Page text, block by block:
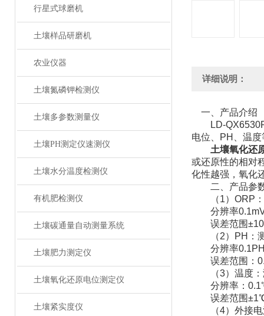
行星式球磨机
土壤样品研磨机
农业仪器
土壤氮磷钾检测仪
土壤多参数测量仪
土壤PH测定仪速测仪
土壤水分温度检测仪
有机肥检测仪
土壤碳通量自动测量系统
土壤肥力测定仪
土壤氧化还原电位测定仪
土壤紧实度仪
详细说明：
一、产品介绍
LD-QX6530P
电位、PH、温
土壤氧化还
或还原性的相对
化性越强，氧化
二、产品参
（1）ORP：
分辨率
误差范围
（2）PH：
分辨率
误差范围：
（3）温度：
分辨率：
误差范围
（4）外接电